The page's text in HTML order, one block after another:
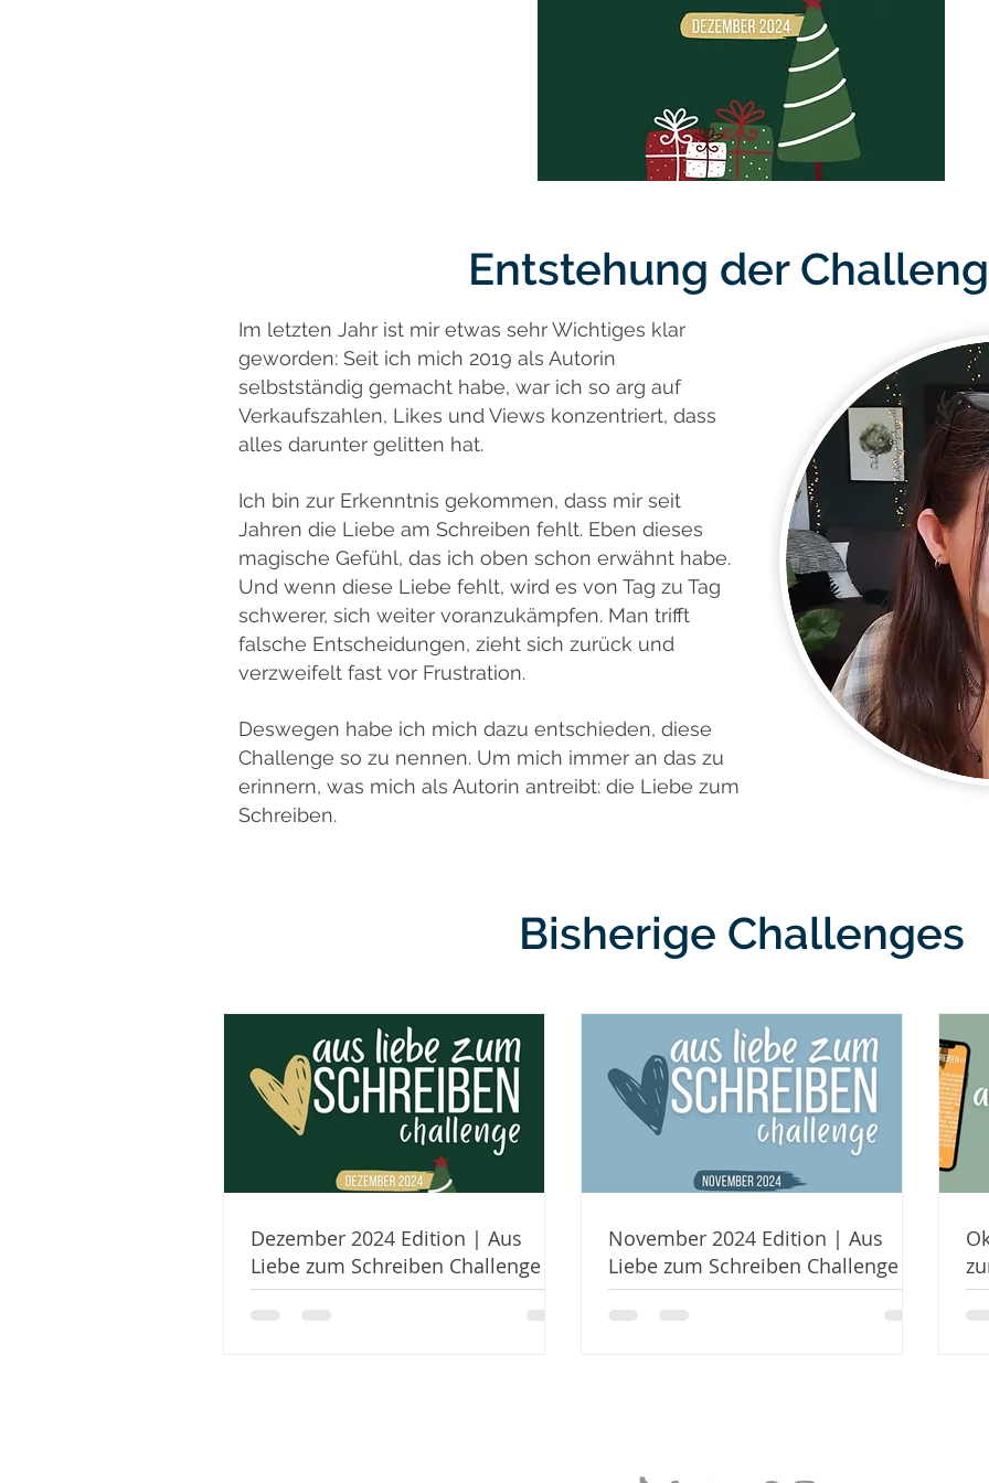
Entstehung der
Im letzten Jahr ist mir etwas sehr Wichtiges klar
geworden: Seit ich mich 2019 als Autorin
selbstständig gemacht habe, war ich so arg auf
Verkaufszahlen, Likes und Views konzentriert, dass
alles darunter gelitten hat.
Ich bin zur Erkenntnis gekommen, dass mir seit
Jahren die Liebe am Schreiben fehlt. Eben dieses
magische Gefühl, das ich oben schon erwähnt habe.
Und wenn diese Liebe fehlt, wird es von Tag zu Tag
schwerer, sich weiter voranzukämpfen. Man trifft
falsche Entscheidungen, zieht sich zurück und
verzweifelt fast vor Frustration.
Deswegen habe ich mich dazu entschieden, diese
Challenge so zu nennen. Um mich immer an das zu
erinnern, was mich als Autorin antreibt: die Liebe zum
Schreiben.
Bisherige Challenges
Über Kate Stark
Dezember 2024 Edition | Aus
Liebe zum Schreiben Challenge
November 2024 Edition | Aus
Liebe zum Schreiben Challenge